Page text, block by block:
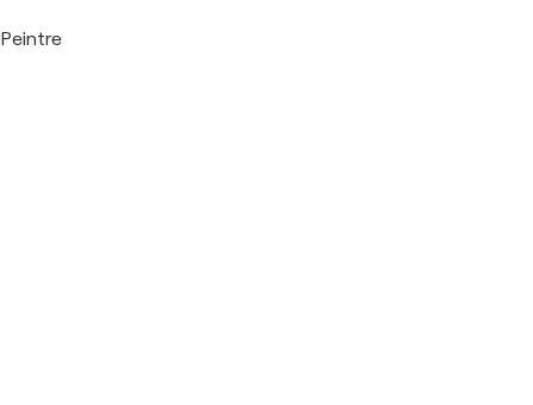
Peintre